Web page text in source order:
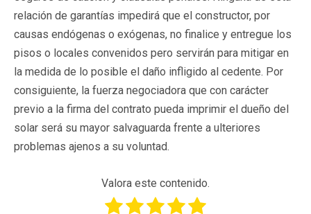
relación de garantías impedirá que el constructor, por
causas endógenas o exógenas, no finalice y entregue los
pisos o locales convenidos pero servirán para mitigar en
la medida de lo posible el daño infligido al cedente. Por
consiguiente, la fuerza negociadora que con carácter
previo a la firma del contrato pueda imprimir el dueño del
solar será su mayor salvaguarda frente a ulteriores
problemas ajenos a su voluntad.
Valora este contenido.